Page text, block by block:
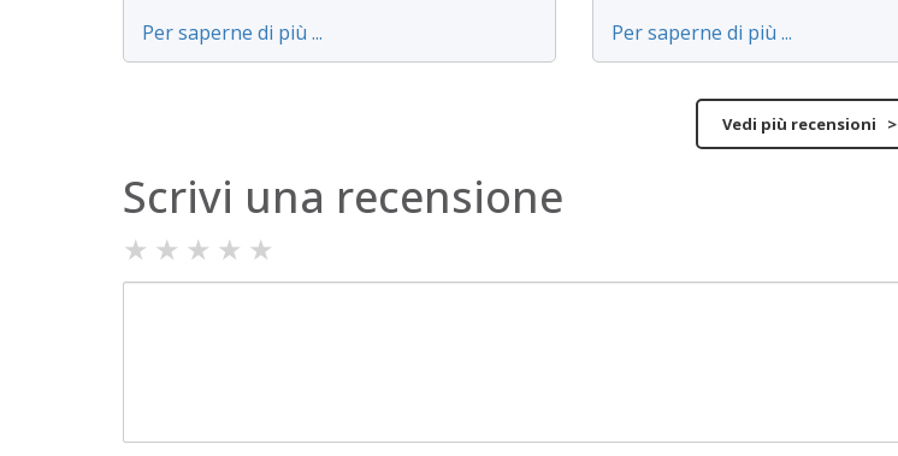
Per saperne di più ... Per saperne di più ...
Vedi più recensioni >
Scrivi una recensione
★ ★ ★ ★ ★